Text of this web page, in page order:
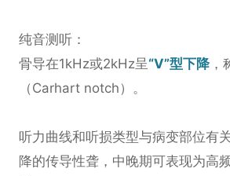
纯音测听：
骨导在1kHz或2kHz呈“V”型下降，
（Carhart notch）。
听力曲线和听损类型与病变部位有
降的传导性聋，中晚期可表现为高